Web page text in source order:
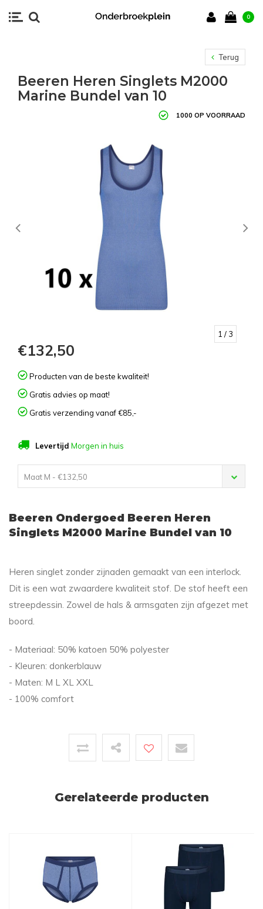
0
Terug
Beeren Heren Singlets M2000
Marine Bundel van 10
1000 OP VOORRAAD
1 / 3
€132,50
Producten van de beste kwaliteit!
Gratis advies op maat!
Gratis verzending vanaf €85,-
Levertijd Morgen in huis
Maat M - €132,50
Beeren Ondergoed Beeren Heren
Singlets M2000 Marine Bundel van 10
Heren singlet zonder zijnaden gemaakt van een interlock.
Dit is een wat zwaardere kwaliteit stof. De stof heeft een
streepdessin. Zowel de hals & armsgaten zijn afgezet met
boord.
- Materiaal: 50% katoen 50% polyester
- Kleuren: donkerblauw
- Maten: M L XL XXL
- 100% comfort
Gerelateerde producten